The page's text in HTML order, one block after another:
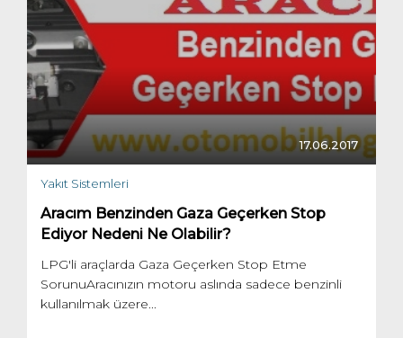
17.06.2017
Yakıt Sistemleri
Aracım Benzinden Gaza Geçerken Stop
Ediyor Nedeni Ne Olabilir?
LPG'li araçlarda Gaza Geçerken Stop Etme
SorunuAracınızın motoru aslında sadece benzinli
kullanılmak üzere...